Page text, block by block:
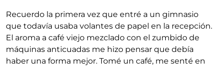
Recuerdo la primera vez que entré a un gimnasio
que todavía usaba volantes de papel en la recepción.
El aroma a café viejo mezclado con el zumbido de
máquinas anticuadas me hizo pensar que debía
haber una forma mejor. Tomé un café, me senté en